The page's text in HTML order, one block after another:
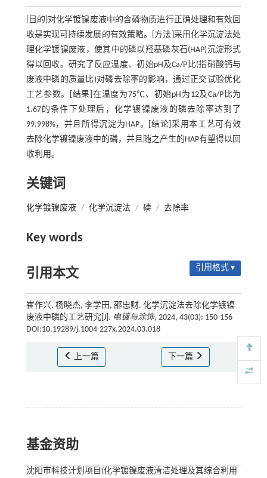
[目的]对化学镀镍废液中的含磷物质进行正确处理和有效回
收是实现可持续发展的有效策略。[方法]采用化学沉淀法处
理化学镀镍废液，使其中的磷以羟基磷灰石(HAP)沉淀形式
得以回收。研究了反应温度、初始pH及Ca/P比(指硝酸钙与
废液中磷的质量比)对磷去除率的影响，通过正交试验优化
工艺参数。[结果]在温度为75℃、初始pH为12及Ca/P比为
1.67的条件下处理后，化学镀镍废液的磷去除率达到了
99.998%，并且所得沉淀为HAP。[结论]采用本工艺可有效
去除化学镀镍废液中的磷，并且随之产生的HAP有望得以回
收利用。
关键词
化学镀镍废液 / 化学沉淀法 / 磷 / 去除率
Key words
引用本文 引用格式 ▾
崔作兴, 杨晓杰, 李学田, 邵忠财. 化学沉淀法去除化学镀镍
废液中磷的工艺研究[J]. 电镀与涂饰, 2024, 43(03): 150-156
DOI:10.19289/j.1004-227x.2024.03.018
上一篇 下一篇
基金资助
沈阳市科技计划项目(化学镀镍废液清洁处理及其综合利用